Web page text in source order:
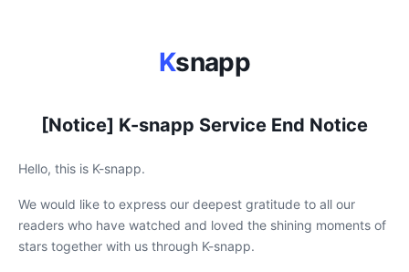
Ksnapp
[Notice] K-snapp Service End Notice
Hello, this is K-snapp.
We would like to express our deepest gratitude to all our
readers who have watched and loved the shining moments of
stars together with us through K-snapp.